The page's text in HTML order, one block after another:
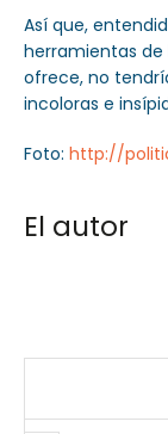
Así que,
herramientas
ofrece, no
incoloras e
Foto: http://
El autor